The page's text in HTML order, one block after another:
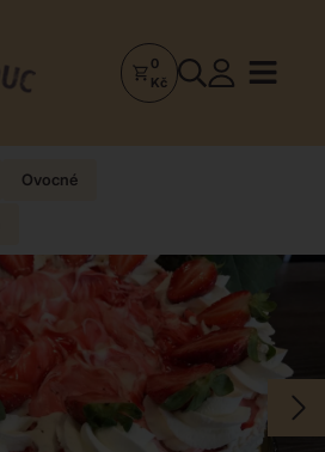
0
Kč
Ovocné